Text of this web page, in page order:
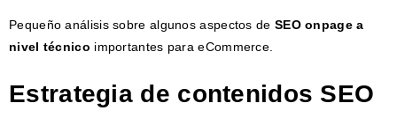
Pequeño análisis sobre algunos aspectos de SEO onpage a
nivel técnico importantes para eCommerce.
Estrategia de contenidos SEO